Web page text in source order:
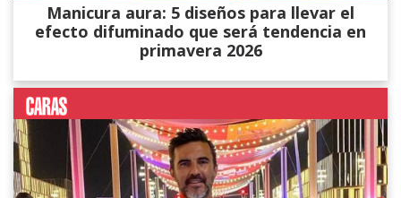
Manicura aura: 5 diseños para llevar el
efecto difuminado que será tendencia en
primavera 2026